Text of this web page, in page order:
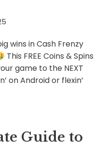
wins in Cash Frenzy
This FREE Coins & Spins
game to the NEXT
on Android or flexin’
Guide to